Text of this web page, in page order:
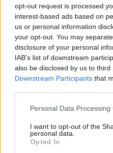
opt-out request is processed
interest-based ads based on
us or personal information
your opt-out. You may
disclosure of your personal
IAB’s list of downstream
also be disclosed by us to third
Downstream Participants that
Please note that this website/
not limited to your visit or
grant or deny consent to
use your data for below
Personal Data Processing
I want to opt-out of the
personal data.
Opted In
Ωστόσο, όπως υπογραμμίζει
έχει φέρει «βροχή αστεριών
διεθνείς παίκτες που